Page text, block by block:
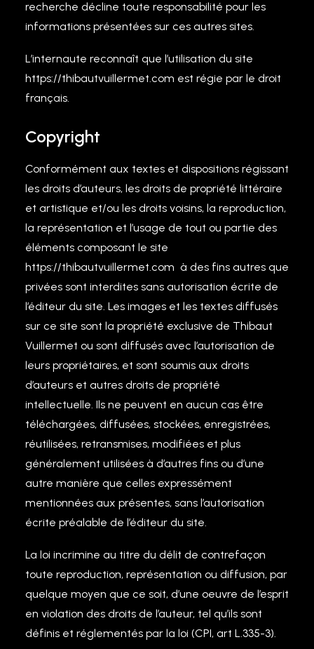
recherche décline toute responsabilité pour les
informations présentées sur ces autres sites.
L’internaute reconnaît que l’utilisation du site
https://thibautvuillermet.com est régie par le droit
français.
Copyright
Conformément aux textes et dispositions régissant
les droits d’auteurs, les droits de propriété littéraire
et artistique et/ou les droits voisins, la reproduction,
la représentation et l’usage de tout ou partie des
éléments composant le site
https://thibautvuillermet.com à des fins autres que
privées sont interdites sans autorisation écrite de
l’éditeur du site. Les images et les textes diffusés
sur ce site sont la propriété exclusive de Thibaut
Vuillermet ou sont diffusés avec l’autorisation de
leurs propriétaires, et sont soumis aux droits
d’auteurs et autres droits de propriété
intellectuelle. Ils ne peuvent en aucun cas être
téléchargées, diffusées, stockées, enregistrées,
réutilisées, retransmises, modifiées et plus
généralement utilisées à d’autres fins ou d’une
autre manière que celles expressément
mentionnées aux présentes, sans l’autorisation
écrite préalable de l’éditeur du site.
La loi incrimine au titre du délit de contrefaçon
toute reproduction, représentation ou diffusion, par
quelque moyen que ce soit, d’une oeuvre de l’esprit
en violation des droits de l’auteur, tel qu’ils sont
définis et réglementés par la loi (CPI, art L.335-3).